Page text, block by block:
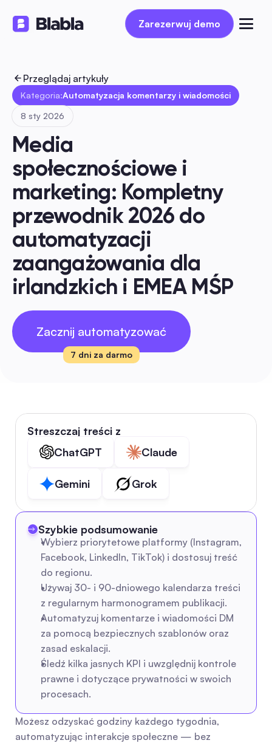
Zarezerwuj demo
Zarezerwuj demo
Przeglądaj artykuły
Kategoria:Automatyzacja komentarzy i wiadomości
8 sty 2026
Media
społecznościowe i
marketing: Kompletny
przewodnik 2026 do
automatyzacji
zaangażowania dla
irlandzkich i EMEA MŚP
Zacznij automatyzować
7 dni za darmo
Streszczaj treści z
ChatGPT
Claude
Gemini Grok
Szybkie podsumowanie
Wybierz priorytetowe platformy (Instagram,
Facebook, LinkedIn, TikTok) i dostosuj treść
do regionu.
Używaj 30- i 90-dniowego kalendarza treści
z regularnym harmonogramem publikacji.
Automatyzuj komentarze i wiadomości DM
za pomocą bezpiecznych szablonów oraz
zasad eskalacji.
Śledź kilka jasnych KPI i uwzględnij kontrole
prawne i dotyczące prywatności w swoich
procesach.
Możesz odzyskać godziny każdego tygodnia,
automatyzując interakcje społeczne — bez